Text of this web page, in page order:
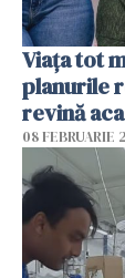
Viața tot
planurile
revină
08 FEBRUARIE